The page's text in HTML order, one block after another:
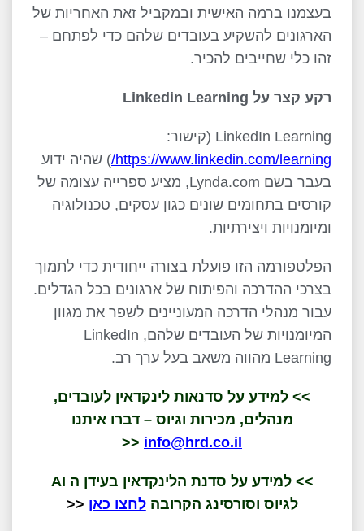
בעצמנו ברמה האישית ובמקביל זאת האחריות של
הארגונים להשקיע בעובדים שלהם כדי לפתחם –
זהו כלי שחייבים להכיר.
רקע קצר על Linkedin Learning
LinkedIn Learning (קישור:
https://www.linkedin.com/learning
/) שהיה ידוע
בעבר בשם Lynda.com, מציע ספרייה עצומה של
קורסים בתחומים שונים כגון עסקים, טכנולוגיה
ומיומנויות ויצירתיות.
הפלטפורמה הזו פועלת בצורה ייחודית כדי לתמוך
בצרכי ההדרכה והפיתוח של ארגונים בכל הגדלים.
עבור מנהלי הדרכה המעוניינים לשפר את מגוון
המיומנויות של העובדים שלהם, LinkedIn
Learning מהווה משאב בעל ערך רב.
>> למידע על סדנאות לינקדאין לעובדים,
מנהלים, מכירות וגיוס – דברו איתנו
info@hrd.co.il
<<
>> למידע על סדנת הלינקדאין בעידן ה AI
לגיוס וסורסינג הקרובהלחצו כאן <<